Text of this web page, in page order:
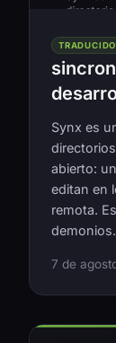
Synx es
abierto:
editan en
remota.
demonios.
7 de